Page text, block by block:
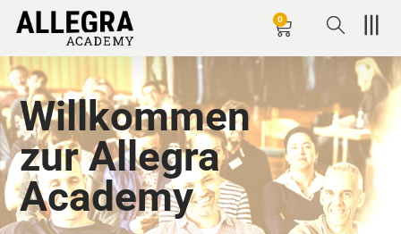
Zum
Inhalt
springen
0
Wagen
Willkommen
zur Allegra
Academy